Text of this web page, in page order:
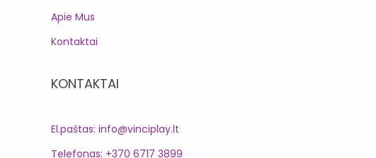
Apie Mus
Kontaktai
KONTAKTAI
El.paštas: info@vinciplay.lt
Telefonas: +370 6717 3899